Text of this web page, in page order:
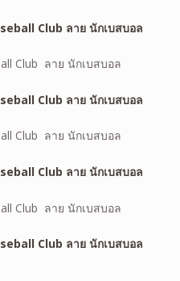
Club ลาย นักเบสบอล
Club ลาย นักเบสบอล
Club ลาย นักเบสบอล